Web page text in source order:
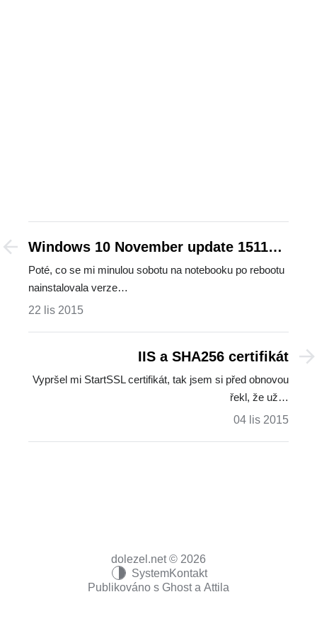
Windows 10 November update 1511
zmizel?
Poté, co se mi minulou sobotu na notebooku po rebootu
nainstalovala verze…
22 lis 2015
IIS a SHA256 certifikát
Vypršel mi StartSSL certifikát, tak jsem si před obnovou
řekl, že už…
04 lis 2015
dolezel.net © 2026
SystemKontakt
Publikováno s Ghosta Attila